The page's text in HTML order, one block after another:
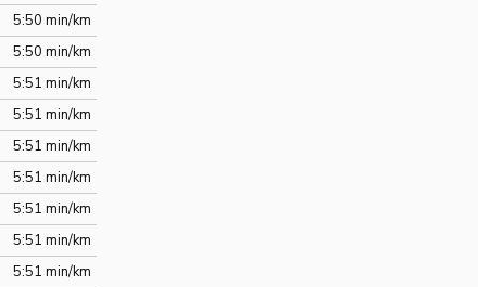
5:50 min/km
5:50 min/km
5:51 min/km
5:51 min/km
5:51 min/km
5:51 min/km
5:51 min/km
5:51 min/km
5:51 min/km